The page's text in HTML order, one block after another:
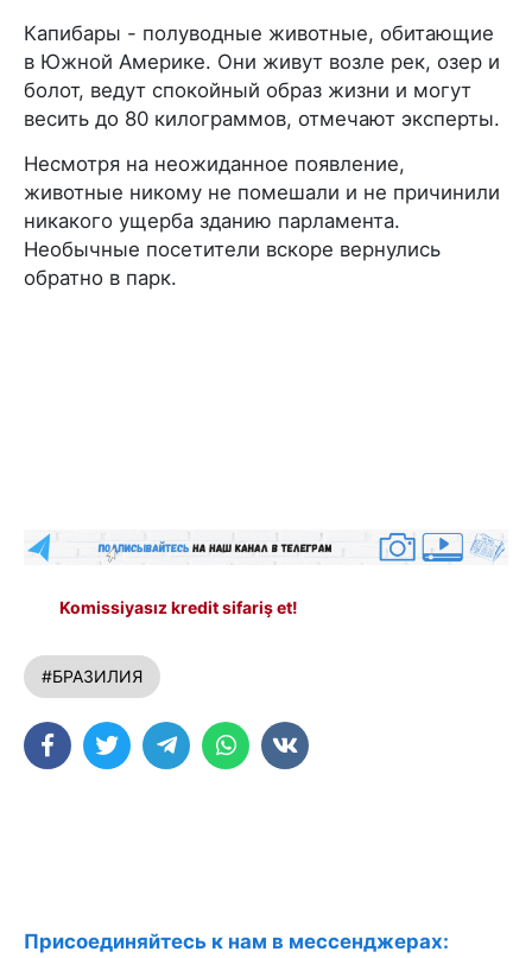
Капибары - полуводные животные, обитающие
в Южной Америке. Они живут возле рек, озер и
болот, ведут спокойный образ жизни и могут
весить до 80 килограммов, отмечают эксперты.
Несмотря на неожиданное появление,
животные никому не помешали и не причинили
никакого ущерба зданию парламента.
Необычные посетители вскоре вернулись
обратно в парк.
Komissiyasız kredit sifariş et!
#БРАЗИЛИЯ
Присоединяйтесь к нам в мессенджерах: